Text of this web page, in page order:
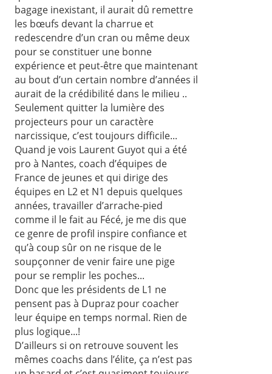
bagage inexistant, il aurait dû remettre
les bœufs devant la charrue et
redescendre d’un cran ou même deux
pour se constituer une bonne
expérience et peut-être que maintenant
au bout d’un certain nombre d’années il
aurait de la crédibilité dans le milieu ..
Seulement quitter la lumière des
projecteurs pour un caractère
narcissique, c’est toujours difficile...
Quand je vois Laurent Guyot qui a été
pro à Nantes, coach d’équipes de
France de jeunes et qui dirige des
équipes en L2 et N1 depuis quelques
années, travailler d’arrache-pied
comme il le fait au Fécé, je me dis que
ce genre de profil inspire confiance et
qu’à coup sûr on ne risque de le
soupçonner de venir faire une pige
pour se remplir les poches...
Donc que les présidents de L1 ne
pensent pas à Dupraz pour coacher
leur équipe en temps normal. Rien de
plus logique...!
D’ailleurs si on retrouve souvent les
mêmes coachs dans l’élite, ça n’est pas